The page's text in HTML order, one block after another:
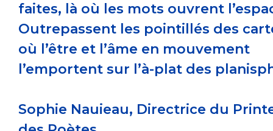
faites, là où les mots ouvrent
Outrepassent les pointillés des
où l’être et l’âme en mouvement
l’emportent sur l’à-plat des
Sophie Nauieau, Directrice du